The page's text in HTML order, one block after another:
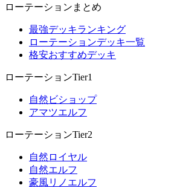
ローテーションまとめ
最強デッキランキング
ローテーションデッキ一覧
格安おすすめデッキ
ローテーションTier1
自然ビショップ
アマツエルフ
ローテーションTier2
自然ロイヤル
自然エルフ
豪風リノエルフ